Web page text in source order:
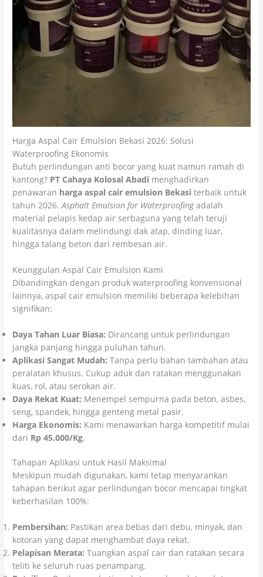
Harga Aspal Cair Emulsion Bekasi 2026: Solusi
Waterproofing Ekonomis
Butuh perlindungan anti bocor yang kuat namun ramah di
kantong? PT Cahaya Kolosal Abadi menghadirkan
penawaran harga aspal cair emulsion Bekasi terbaik untuk
tahun 2026.Asphalt Emulsion for Waterproofingadalah
material pelapis kedap air serbaguna yang telah teruji
kualitasnya dalam melindungi dak atap, dinding luar,
hingga talang beton dari rembesan air.
Keunggulan Aspal Cair Emulsion Kami
Dibandingkan dengan produk waterproofing konvensional
lainnya, aspal cair emulsion memiliki beberapa kelebihan
signifikan:
Daya Tahan Luar Biasa: Dirancang untuk perlindungan
jangka panjang hingga puluhan tahun.
Aplikasi Sangat Mudah: Tanpa perlu bahan tambahan atau
peralatan khusus. Cukup aduk dan ratakan menggunakan
kuas, rol, atau serokan air.
Daya Rekat Kuat: Menempel sempurna pada beton, asbes,
seng, spandek, hingga genteng metal pasir.
Harga Ekonomis: Kami menawarkan harga kompetitif mulai
dari Rp 45.000/Kg.
Tahapan Aplikasi untuk Hasil Maksimal
Meskipun mudah digunakan, kami tetap menyarankan
tahapan berikut agar perlindungan bocor mencapai tingkat
keberhasilan 100%:
Pembersihan: Pastikan area bebas dari debu, minyak, dan
kotoran yang dapat menghambat daya rekat.
Pelapisan Merata: Tuangkan aspal cair dan ratakan secara
teliti ke seluruh ruas penampang.